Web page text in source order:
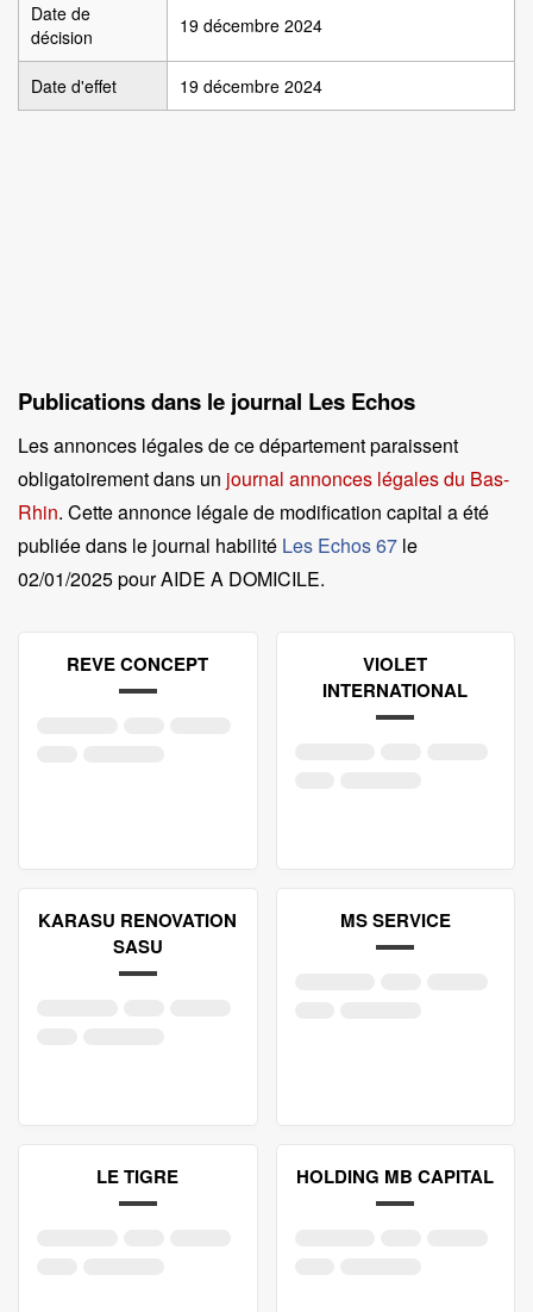
Date de
décision
19 décembre 2024
Date d'effet 19 décembre 2024
Publications dans le journal Les Echos
Les annonces légales de ce département paraissent
obligatoirement dans un journal annonces légales du Bas-
Rhin. Cette annonce légale de modification capital a été
publiée dans le journal habilité Les Echos 67 le
02/01/2025 pour AIDE A DOMICILE.
REVE CONCEPT
VIOLET
INTERNATIONAL
KARASU RENOVATION
SASU
MS SERVICE
LE TIGRE HOLDING MB CAPITAL